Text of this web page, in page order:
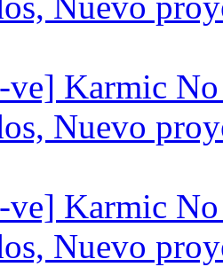
Karmic
Nuevo
Karmic
Nuevo